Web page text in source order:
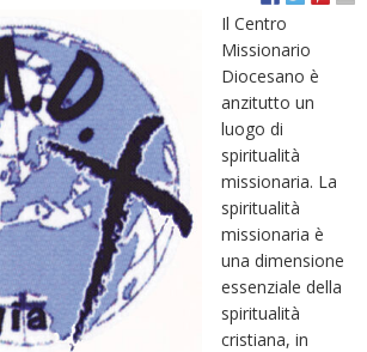
Il Centro
Missionario
Diocesano è
anzitutto un
luogo di
spiritualità
missionaria. La
spiritualità
missionaria è
una dimensione
essenziale della
spiritualità
cristiana, in